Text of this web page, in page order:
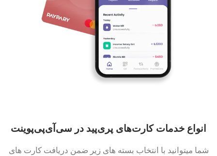
انواع خدمات کارت‌های پری‌پید در سی‌آی‌پی‌پوینت
شما میتوانید با انتخاب بسته های زیر ضمن دریافت کارت های